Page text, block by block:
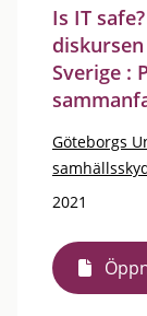
Is IT
Sverige :
Göteborgs
2021